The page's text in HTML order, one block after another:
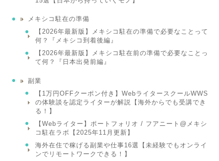
メキシコ駐在の準備
【2026年最新版】メキシコ駐在の準備で必要なことって
何？『メキシコ到着後編』
【2026年最新版】メキシコ駐在前の準備で必要なことっ
て何？『日本出発前編』
副業
【1万円OFFクーポン付き】WebライタースクールWWS
の体験談を認定ライターが解説【海外からでも受講でき
る！】
【Webライター】ポートフォリオ / フアニート@メキシ
コ駐在ラボ【2025年11月更新】
海外在住で稼げる副業や仕事16選【未経験でもオンライ
ンでリモートワークできる！】